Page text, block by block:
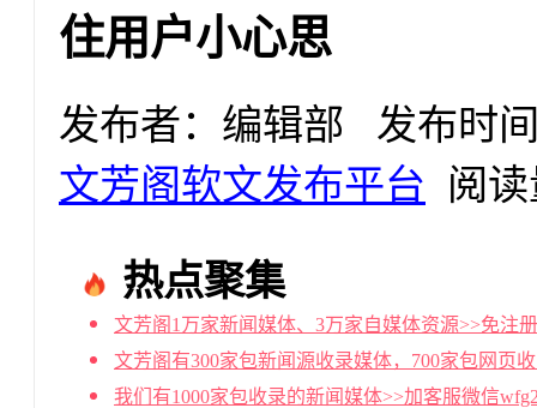
住用户小心思
发布者：编辑部 发布时间
文芳阁软文发布平台 阅读
热点聚集
文芳阁1万家新闻媒体、3万家自媒体资源>>免注
文芳阁有300家包新闻源收录媒体，700家包网页
我们有1000家包收录的新闻媒体>>加客服微信